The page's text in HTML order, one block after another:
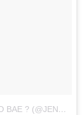
A PHOTO POSTED BY YOUR FAVORITE PHO BAE ? (@JENNAKAEY)